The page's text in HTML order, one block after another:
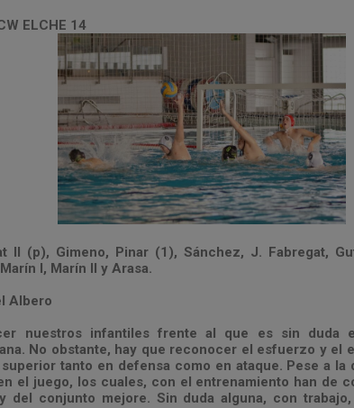
ELCHE 14
II (p), Gimeno, Pinar (1), Sánchez, J. Fabregat,
I, Marín II y Arasa.
Albero
nuestros infantiles frente al que es sin duda
No obstante, hay que reconocer el esfuerzo y el
tanto en defensa como en ataque. Pese a la
el juego, los cuales, con el entrenamiento han de
del conjunto mejore. Sin duda alguna, con